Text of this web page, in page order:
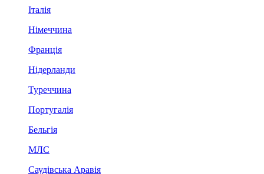
Італія
Німеччина
Франція
Нідерланди
Туреччина
Португалія
Бельгія
МЛС
Саудівська Аравія